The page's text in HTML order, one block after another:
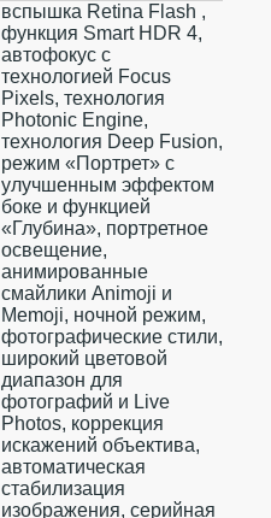
вспышка Retina Flash ,
функция Smart HDR 4,
автофокус с
технологией Focus
Pixels, технология
Photonic Engine,
технология Deep Fusion,
режим «Портрет» с
улучшенным эффектом
боке и функцией
«Глубина», портретное
освещение,
анимированные
смайлики Animoji и
Memoji, ночной режим,
фотографические стили,
широкий цветовой
диапазон для
фотографий и Live
Photos, коррекция
искажений объектива,
автоматическая
стабилизация
изображения, серийная